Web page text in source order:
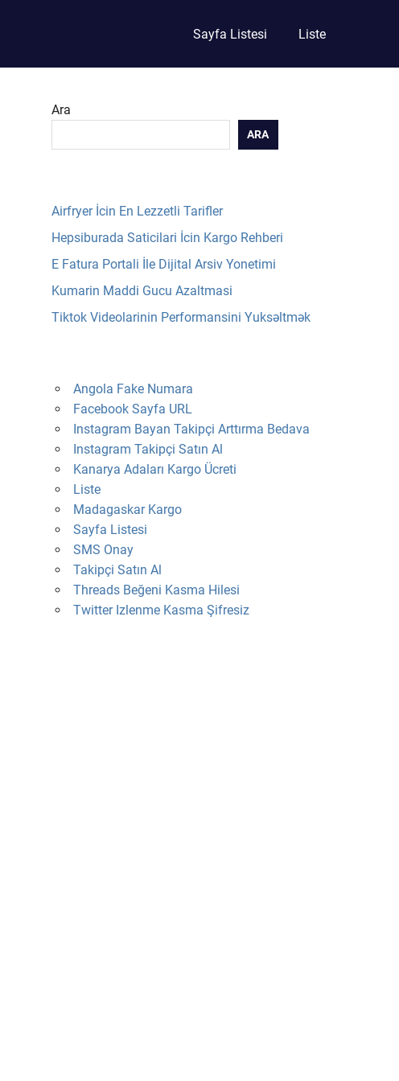
Sayfa Listesi Liste
Ara
ARA
Airfryer İcin En Lezzetli Tarifler
Hepsiburada Saticilari İcin Kargo Rehberi
E Fatura Portali İle Dijital Arsiv Yonetimi
Kumarin Maddi Gucu Azaltmasi
Tiktok Videolarinin Performansini Yuksəltmək
Angola Fake Numara
Facebook Sayfa URL
Instagram Bayan Takipçi Arttırma Bedava
Instagram Takipçi Satın Al
Kanarya Adaları Kargo Ücreti
Liste
Madagaskar Kargo
Sayfa Listesi
SMS Onay
Takipçi Satın Al
Threads Beğeni Kasma Hilesi
Twitter Izlenme Kasma Şifresiz